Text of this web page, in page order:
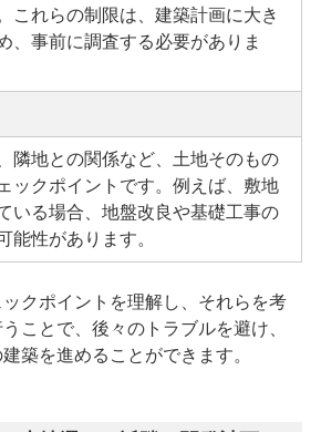
これらの制限は、建築計画に大き
、事前に調査する必要がありま
隣地との関係など、土地そのもの
ックポイントです。例えば、敷地
いる場合、地盤改良や基礎工事の
能性があります。
クポイントを理解し、それらを考
ことで、後々のトラブルを避け、
築を進めることができます。